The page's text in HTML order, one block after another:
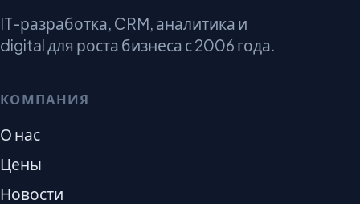
IT-разработка, CRM, аналитика и
digital для роста бизнеса с 2006 года.
КОМПАНИЯ
О нас
Цены
Новости